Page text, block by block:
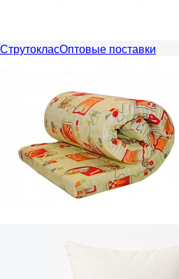
СтрутокласОптовые поставки